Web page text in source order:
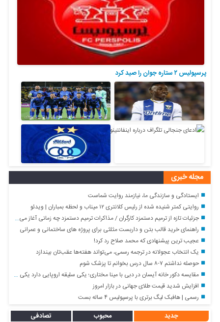
پرسپولیس ۲ ستاره جوان را صید کرد
مجله خبری
ایستادگی و سازندگی ما، نیازمند روایت شماست
روایتی کمتر شنیده شده از رئیس کلانتری ۱۲ میناب و لحظه بمباران | ویدئو
جزئیات تازه از ترمیم دستمزد کارگران / مذاکرات ترمیم دستمزد چه زمانی آغاز می‌شود؟
راهنمای خرید قالب بتن و داربست مثلثی برای پروژه های ساختمانی و عمرانی
عجیب ترین پیشنهادی که محمد صلاح رد کرد!
یک انتخاب عجولانه در ترجمه رسمی، می‌تواند هفته‌ها عقب‌تان بیندازد
حوصله نداشتم ۷-۸ سال درس بخوانم تا پزشک شوم
مقایسه دکور خانه آیسان در دبی با مینا مختاری؛ یکی سلیقه اروپایی دارد یکی آمریکایی
افزایش شدید قیمت طلای جهانی در بازار امروز
رسمی | هافبک لیگ برتری با پرسپولیس ۴ ساله بست
جدید محبوب تصادفی